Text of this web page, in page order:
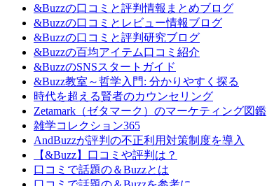
&Buzzの口コミと評判情報まとめブログ
&Buzzの口コミとレビュー情報ブログ
&Buzzの口コミと評判研究ブログ
&Buzzの百均アイテム口コミ紹介
&BuzzのSNSスタートガイド
&Buzz教室～哲学入門: 分かりやすく探る
時代を超える賢者のカウンセリング
Zetamark（ゼタマーク）のマーケティング図鑑
雑学コレクション365
AndBuzzが評判の不正利用対策制度を導入
【&Buzz】口コミや評判は？
口コミで話題の＆Buzzとは